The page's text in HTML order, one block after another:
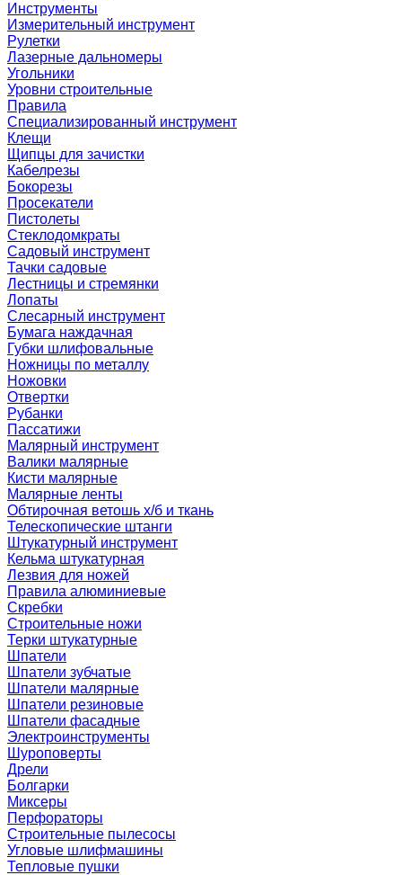
Инструменты
Измерительный инструмент
Рулетки
Лазерные дальномеры
Угольники
Уровни строительные
Правила
Специализированный инструмент
Клещи
Щипцы для зачистки
Кабелрезы
Бокорезы
Просекатели
Пистолеты
Стеклодомкраты
Садовый инструмент
Тачки садовые
Лестницы и стремянки
Лопаты
Слесарный инструмент
Бумага наждачная
Губки шлифовальные
Ножницы по металлу
Ножовки
Отвертки
Рубанки
Пассатижи
Малярный инструмент
Валики малярные
Кисти малярные
Малярные ленты
Обтирочная ветошь х/б и ткань
Телескопические штанги
Штукатурный инструмент
Кельма штукатурная
Лезвия для ножей
Правила алюминиевые
Скребки
Строительные ножи
Терки штукатурные
Шпатели
Шпатели зубчатые
Шпатели малярные
Шпатели резиновые
Шпатели фасадные
Электроинструменты
Шуроповерты
Дрели
Болгарки
Миксеры
Перфораторы
Строительные пылесосы
Угловые шлифмашины
Тепловые пушки